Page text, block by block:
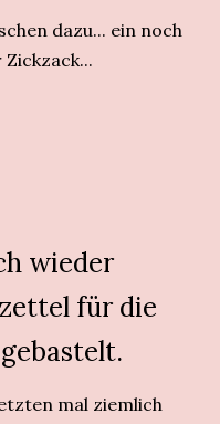
dazu... ein noch
wieder
für die
mal ziemlich